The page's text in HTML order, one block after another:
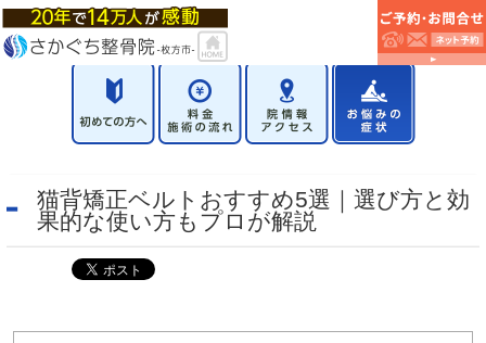
猫背矯正ベルトおすすめ5選｜選び方と効
果的な使い方もプロが解説